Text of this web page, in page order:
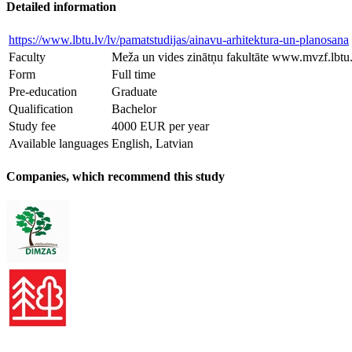
Detailed information
https://www.lbtu.lv/lv/pamatstudijas/ainavu-arhitektura-un-planosana
Faculty
Meža un vides zinātņu fakultāte
Form
Full time
Pre-education
Graduate
Qualification
Bachelor
Study fee
4000 EUR per year
Available languages English, Latvian
Companies, which recommend this study